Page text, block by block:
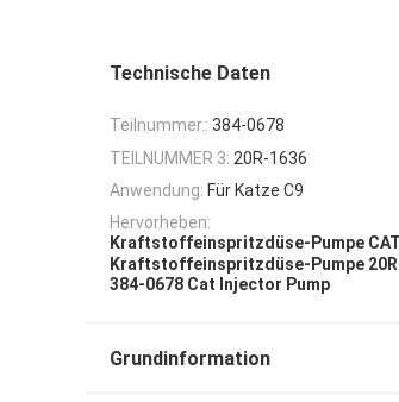
Technische Daten
Teilnummer.: 384-0678
TEILNUMMER 3: 20R-1636
Anwendung: Für Katze C9
Hervorheben:
Kraftstoffeinspritzdüse-Pumpe
Kraftstoffeinspritzdüse-Pumpe
384-0678 Cat Injector Pump
Grundinformation